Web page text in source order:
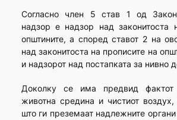
Согласно член 5 став 1 од
надзор е надзор над законитоста
општините, а според ставот 2 на
над законитоста на прописите на
и надзорот над постапката за нивно
Доколку се има предвид фактот
животна средина и чистиот
што ги преземаат надлежните